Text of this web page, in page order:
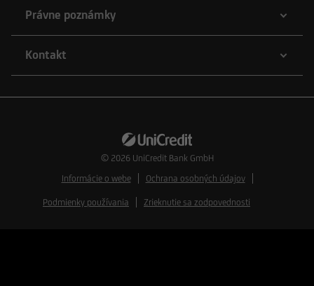
Právne poznámky
Kontakt
© 2026 UniCredit Bank GmbH
Informácie o webe
Ochrana osobných údajov
Podmienky používania Zrieknutie sa zodpovednosti